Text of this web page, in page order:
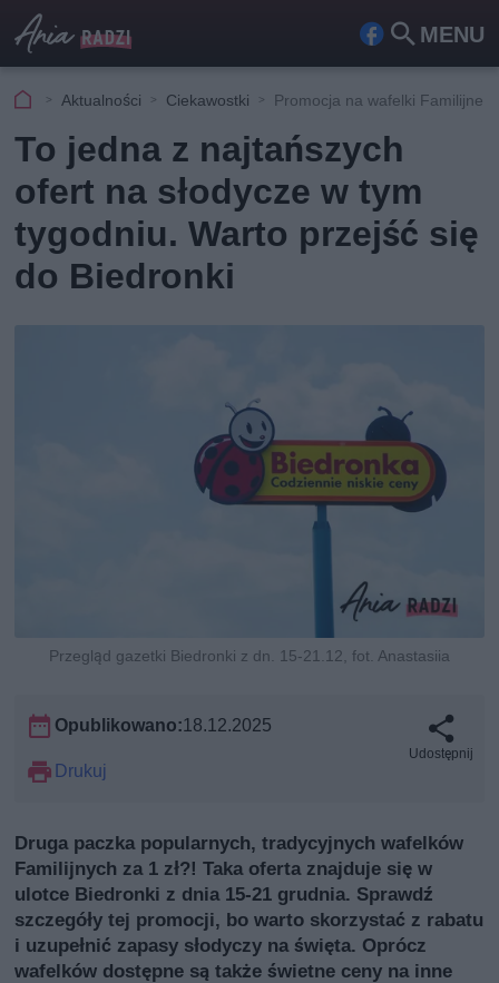
MENU
Fa
ook
Szu
kaj
Aktualności Ciekawostki Promocja na wafelki Familijne
To jedna z najtańszych
ofert na słodycze w tym
tygodniu. Warto przejść się
do Biedronki
Przegląd gazetki Biedronki z dn. 15-21.12, fot. Anastasiia
Opublikowano:18.12.2025
Drukuj
Udostępnij
Druga paczka popularnych, tradycyjnych wafelków
Familijnych za 1 zł?! Taka oferta znajduje się w
ulotce Biedronki z dnia 15-21 grudnia. Sprawdź
szczegóły tej promocji, bo warto skorzystać z rabatu
i uzupełnić zapasy słodyczy na święta. Oprócz
wafelków dostępne są także świetne ceny na inne